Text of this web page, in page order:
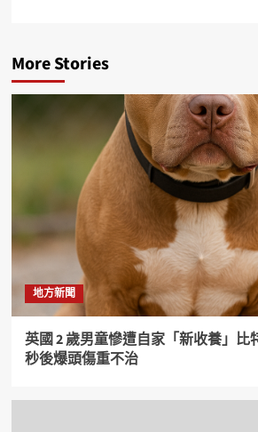
More Stories
地方新聞
英國 2 歲男童慘遭自家「新收養」比
秒後爆頭傷重不治